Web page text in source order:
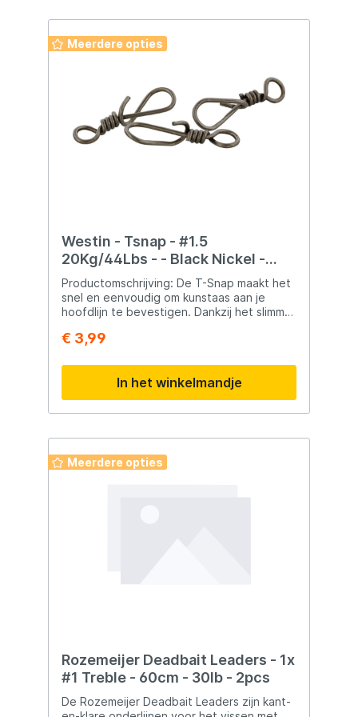
Meerdere opties
Westin - Tsnap - #1.5
20Kg/44Lbs - - Black Nickel -
10Pcs
Productomschrijving: De T-Snap maakt het
snel en eenvoudig om kunstaas aan je
hoofdlijn te bevestigen. Dankzij het slimme
waardoor het staal van de wire niet slijt. De
kunstaas veilig blijft zitten en niet loskomt.
Ideaal voor vissers die vaak van aas
wisselen. Belangrijkste
kenmerken: Afwerking: Zwart
duurzame wire Een betrouwbare en snelle
oplossing om je kunstaas veilig en
eenvoudig te wisselen.
€ 3,99
In het winkelmandje
Meerdere opties
Rozemeijer Deadbait Leaders - 1x
#1 Treble - 60cm - 30lb - 2pcs
De Rozemeijer Deadbait Leaders zijn kant-